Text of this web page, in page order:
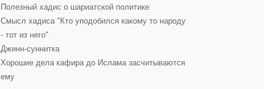
Полезный хадис о шариатской политике
Смысл хадиса "Кто уподобился какому то народу
- тот из него"
Джинн-суннитка
Хорошие дела кафира до Ислама засчитываются
ему